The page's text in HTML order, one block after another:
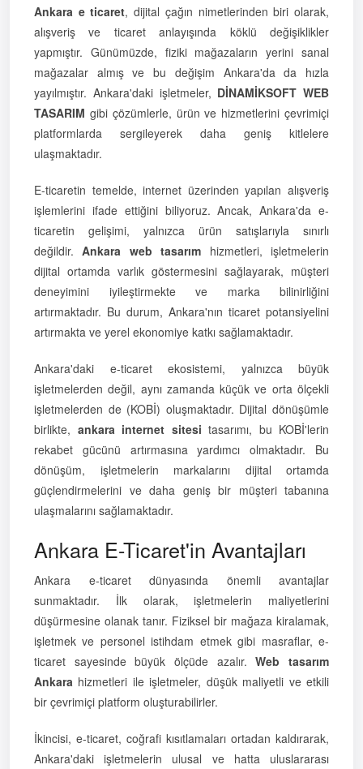
Ankara e ticaret, dijital çağın nimetlerinden biri olarak,
alışveriş ve ticaret anlayışında köklü değişiklikler
yapmıştır. Günümüzde, fiziki mağazaların yerini sanal
mağazalar almış ve bu değişim Ankara'da da hızla
yayılmıştır. Ankara'daki işletmeler, DİNAMİKSOFT WEB
TASARIM gibi çözümlerle, ürün ve hizmetlerini çevrimiçi
platformlarda sergileyerek daha geniş kitlelere
ulaşmaktadır.
E-ticaretin temelde, internet üzerinden yapılan alışveriş
işlemlerini ifade ettiğini biliyoruz. Ancak, Ankara'da e-
ticaretin gelişimi, yalnızca ürün satışlarıyla sınırlı
değildir.Ankara web tasarım hizmetleri, işletmelerin
dijital ortamda varlık göstermesini sağlayarak, müşteri
deneyimini iyileştirmekte ve marka bilinirliğini
artırmaktadır. Bu durum, Ankara'nın ticaret potansiyelini
artırmakta ve yerel ekonomiye katkı sağlamaktadır.
Ankara'daki e-ticaret ekosistemi, yalnızca büyük
işletmelerden değil, aynı zamanda küçük ve orta ölçekli
işletmelerden de (KOBİ) oluşmaktadır. Dijital dönüşümle
birlikte, ankara internet sitesi tasarımı, bu KOBİ'lerin
rekabet gücünü artırmasına yardımcı olmaktadır. Bu
dönüşüm, işletmelerin markalarını dijital ortamda
güçlendirmelerini ve daha geniş bir müşteri tabanına
ulaşmalarını sağlamaktadır.
Ankara E-Ticaret'in Avantajları
Ankara e-ticaret dünyasında önemli avantajlar
sunmaktadır. İlk olarak, işletmelerin maliyetlerini
düşürmesine olanak tanır. Fiziksel bir mağaza kiralamak,
işletmek ve personel istihdam etmek gibi masraflar, e-
ticaret sayesinde büyük ölçüde azalır.Web tasarım
Ankara hizmetleri ile işletmeler, düşük maliyetli ve etkili
bir çevrimiçi platform oluşturabilirler.
İkincisi, e-ticaret, coğrafi kısıtlamaları ortadan kaldırarak,
Ankara'daki işletmelerin ulusal ve hatta uluslararası